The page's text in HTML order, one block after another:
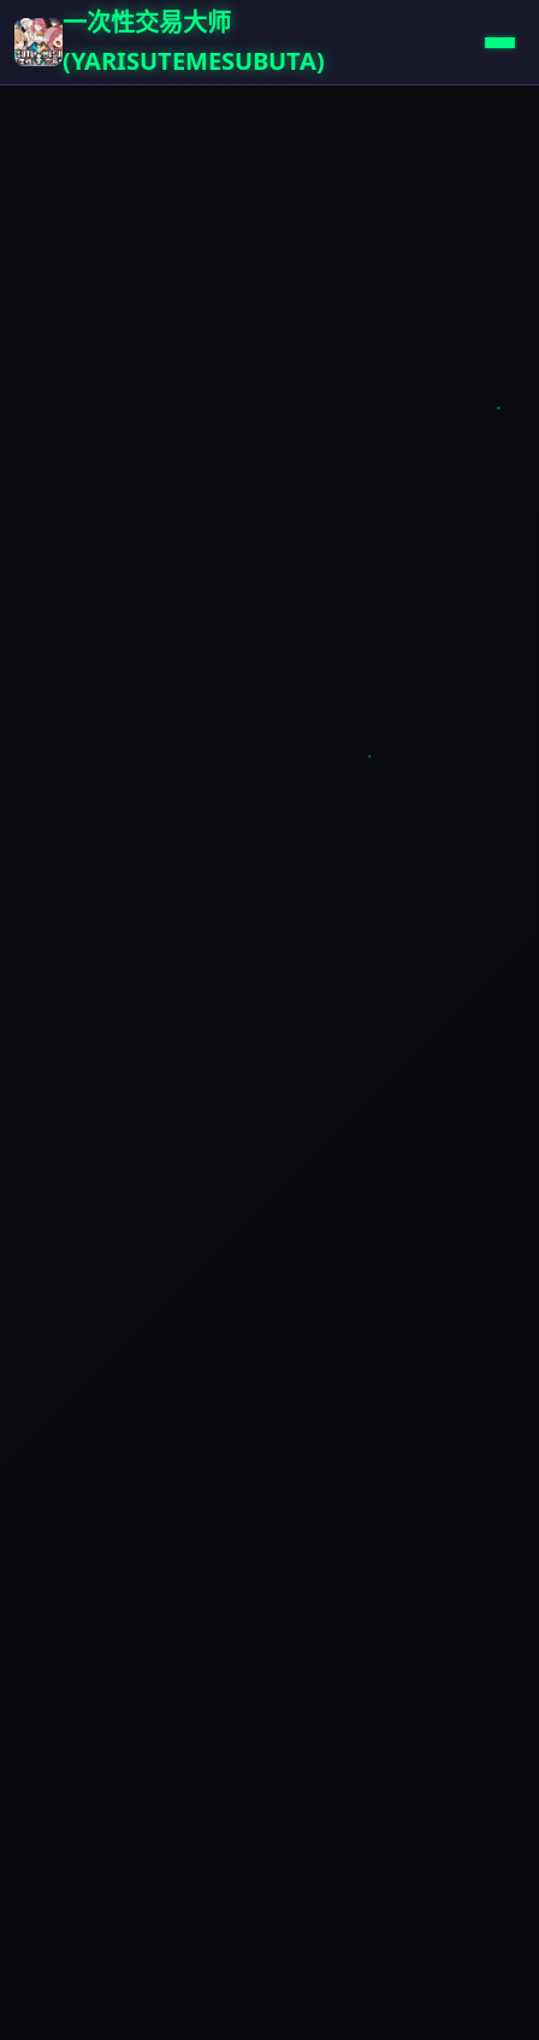
一次性交易大师
(YARISUTEMESUBUTA)